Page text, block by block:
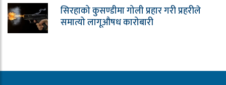
सिरहाको कुसण्डीमा गोली प्रहार गरी प्रहरीले
समात्यो लागूऔषध कारोबारी